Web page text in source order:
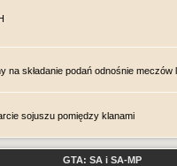
na składanie podań odnośnie
sojuszu pomiędzy klanami
GTA: SA i SA-MP